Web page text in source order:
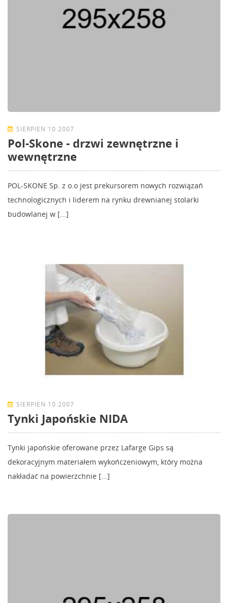
SIERPIEŃ 10 2007
Pol-Skone - drzwi zewnętrzne i
wewnętrzne
POL-SKONE Sp. z o.o jest prekursorem nowych rozwiązań
technologicznych i liderem na rynku drewnianej stolarki
budowlanej w [...]
SIERPIEŃ 10 2007
Tynki Japońskie NIDA
Tynki japońskie oferowane przez Lafarge Gips są
dekoracyjnym materiałem wykończeniowym, który można
nakładać na powierzchnie [...]